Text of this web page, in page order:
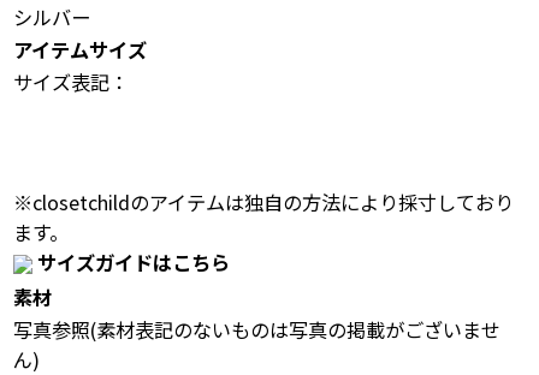
シルバー
アイテムサイズ
サイズ表記：
※closetchildのアイテムは独自の方法により採寸しており
ます。
サイズガイドはこちら
素材
写真参照(素材表記のないものは写真の掲載がございませ
ん)